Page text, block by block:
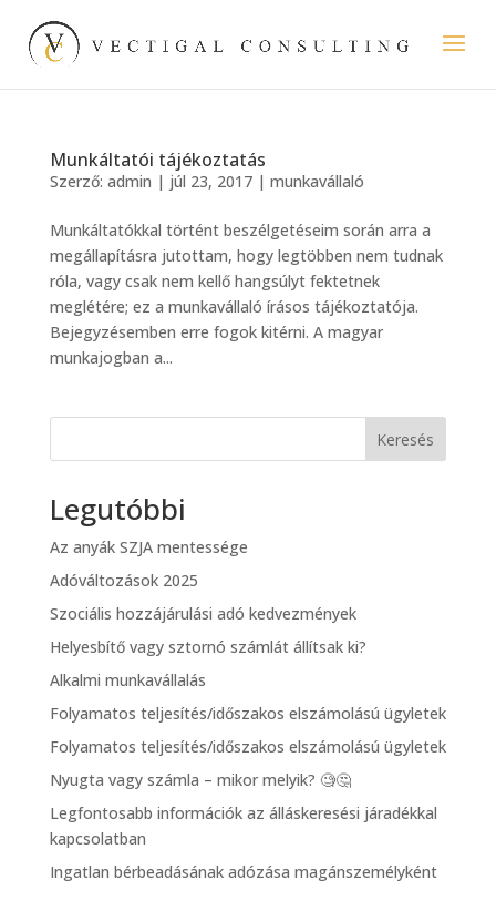
Munkáltatói tájékoztatás
Szerző: admin | júl 23, 2017| munkavállaló
Munkáltatókkal történt beszélgetéseim során arra a
megállapításra jutottam, hogy legtöbben nem tudnak
róla, vagy csak nem kellő hangsúlyt fektetnek
meglétére; ez a munkavállaló írásos tájékoztatója.
Bejegyzésemben erre fogok kitérni. A magyar
munkajogban a...
Keresés
Legutóbbi
Az anyák SZJA mentessége
Adóváltozások 2025
Szociális hozzájárulási adó kedvezmények
Helyesbítő vagy sztornó számlát állítsak ki?
Alkalmi munkavállalás
Folyamatos teljesítés/időszakos elszámolású ügyletek
Folyamatos teljesítés/időszakos elszámolású ügyletek
Nyugta vagy számla – mikor melyik? 🧐🤔
Legfontosabb információk az álláskeresési járadékkal
kapcsolatban
Ingatlan bérbeadásának adózása magánszemélyként